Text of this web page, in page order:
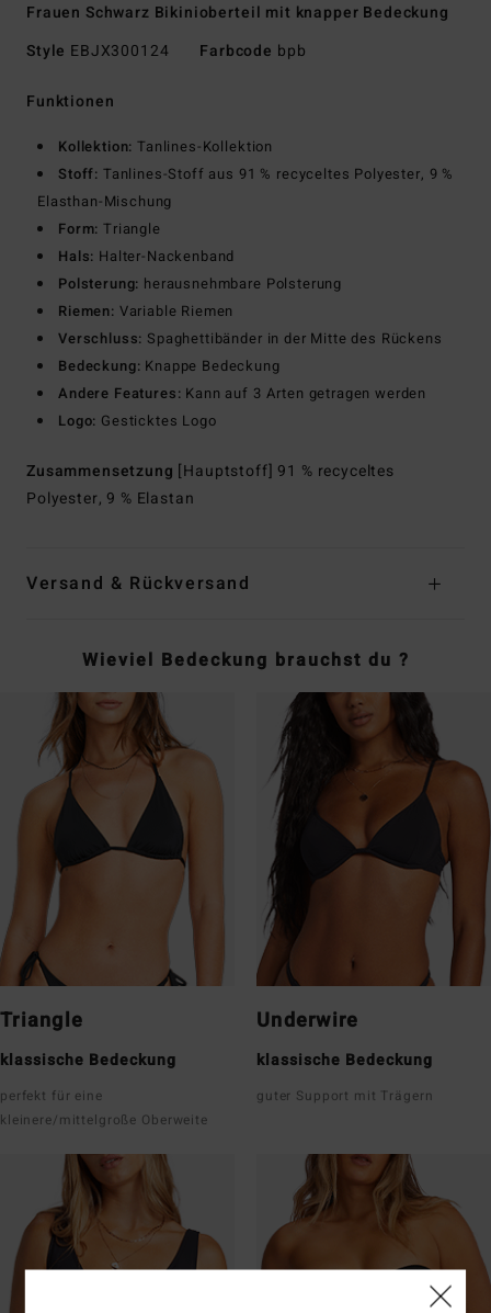
Frauen Schwarz Bikinioberteil mit knapper Bedeckung
Style EBJX300124 Farbcode bpb
Funktionen
Kollektion: Tanlines-Kollektion
Stoff: Tanlines-Stoff aus 91 % recyceltes Polyester, 9 %
Elasthan-Mischung
Form: Triangle
Hals: Halter-Nackenband
Polsterung: herausnehmbare Polsterung
Riemen: Variable Riemen
Verschluss: Spaghettibänder in der Mitte des Rückens
Bedeckung: Knappe Bedeckung
Andere Features: Kann auf 3 Arten getragen werden
Logo: Gesticktes Logo
Zusammensetzung [Hauptstoff] 91 % recyceltes
Polyester, 9 % Elastan
Versand & Rückversand
Wieviel Bedeckung brauchst du ?
Triangle
klassische Bedeckung
perfekt für eine
kleinere/mittelgroße Oberweite
Underwire
klassische Bedeckung
guter Support mit Trägern